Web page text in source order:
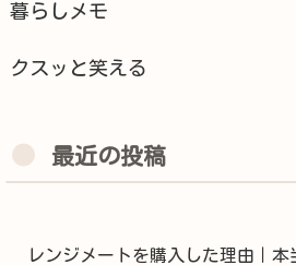
暮らしメモ
クスッと笑える
最近の投稿
レンジメートを購入した理由｜本